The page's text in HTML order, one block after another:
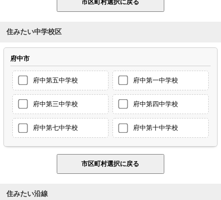
住みたい中学校区
府中市
府中第五中学校 府中第一中学校
府中第三中学校 府中第四中学校
府中第七中学校 府中第十中学校
住みたい沿線